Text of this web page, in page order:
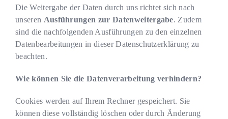
Die Weitergabe der Daten durch uns richtet sich nach
unseren Ausführungen zur Datenweitergabe. Zudem
sind die nachfolgenden Ausführungen zu den einzelnen
Datenbearbeitungen in dieser Datenschutzerklärung zu
beachten.
Wie können Sie die Datenverarbeitung verhindern?
Cookies werden auf Ihrem Rechner gespeichert. Sie
können diese vollständig löschen oder durch Änderung